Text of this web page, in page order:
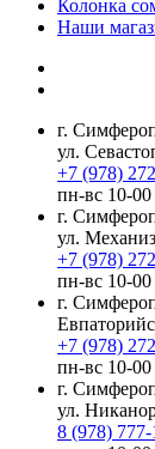
Колонка
Наши
г.
ул.
+7 (978)
пн-вс 10-
г.
ул.
+7 (978)
пн-вс 10-
г.
+7 (978)
пн-вс 10-
г.
ул.
8 (978)